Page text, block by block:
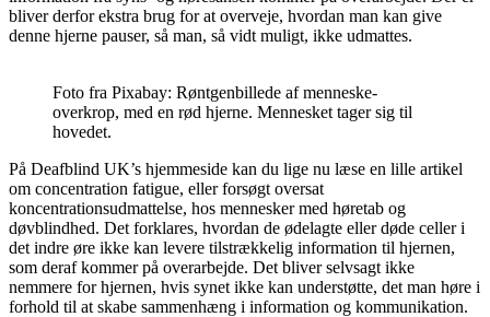
bliver derfor ekstra brug for at overveje, hvordan man kan give
denne hjerne pauser, så man, så vidt muligt, ikke udmattes.
Foto fra Pixabay: Røntgenbillede af menneske-
overkrop, med en rød hjerne. Mennesket tager sig til
hovedet.
På Deafblind UK’s hjemmeside kan du lige nu læse en lille artikel
om concentration fatigue, eller forsøgt oversat
koncentrationsudmattelse, hos mennesker med høretab og
døvblindhed. Det forklares, hvordan de ødelagte eller døde celler i
det indre øre ikke kan levere tilstrækkelig information til hjernen,
som deraf kommer på overarbejde. Det bliver selvsagt ikke
nemmere for hjernen, hvis synet ikke kan understøtte, det man høre i
forhold til at skabe sammenhæng i information og kommunikation.